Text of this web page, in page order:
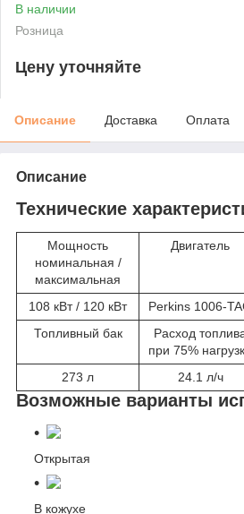
В наличии
Розница
Цену уточняйте
Описание Доставка Оплата
Описание
Технические
Мощность
номинальная /
максимальная
Двигатель
108 кВт / 120 кВт Perkins 1006-
Топливный бак
Расход
при 75%
273 л 24.1 л/ч
Возможные варианты
Открытая
В кожухе